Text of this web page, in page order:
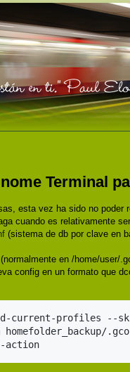
Terminal
esta vez ha sido no poder
cuando es relativamente
(sistema de db por clave en
en /home/user/
config en un formato que
current-profiles --
action